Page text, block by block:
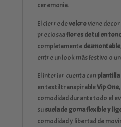
ceremonia.
El cierre develcroviene
preciosaaflores de tul en
completamentedesmontable
entre un look más festivo o
El interior cuenta con
en textil transpirableVip One
comodidad durante todo el
susuela de goma flexible y
comodidad y libertad de